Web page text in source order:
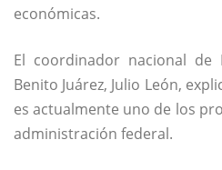
económicas.
El coordinador nacional de
Benito Juárez, Julio León,
es actualmente uno de los
administración federal.